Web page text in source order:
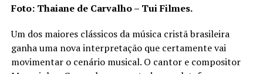
que apontam para uma vida transformada pelo Senhor.
proposta e acrescenta ainda mais sensibilidade e
intensidade à interpretação da faixa.
Foto: Thaiane de Carvalho – Tui Filmes.
Um dos maiores clássicos da música cristã brasileira
ganha uma nova interpretação que certamente vai
movimentar o cenário musical. O cantor e compositor